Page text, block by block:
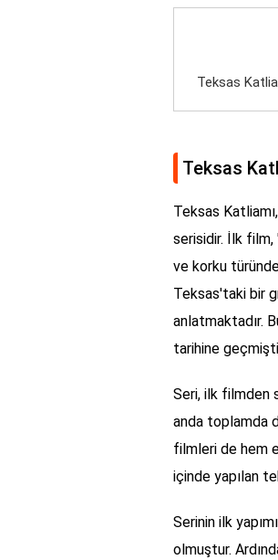
Teksas
Teksas
Teksas
serisidir. İlk film,
ve korku
Teksas'taki bir
anlatmaktadır.
tarihine
Seri, ilk filmden
anda toplamda
filmleri de hem
içinde yapılan
Serinin ilk
olmuştur.